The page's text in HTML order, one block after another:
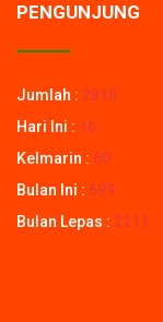
PENGUNJUNG
Jumlah : 2810
Hari Ini : 16
Kelmarin : 60
Bulan Ini : 699
Bulan Lepas : 2211